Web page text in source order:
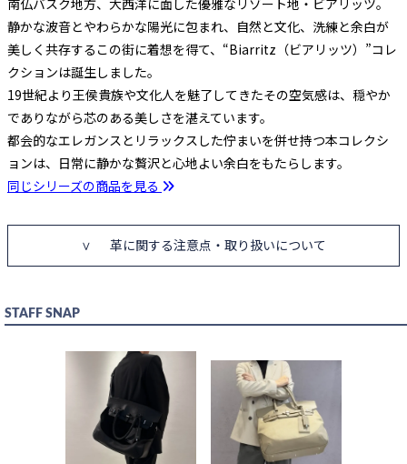
カートに入れる
南仏バスク地方、大西洋に面した優雅なリゾート地・ビアリッツ。
静かな波音とやわらかな陽光に包まれ、自然と文化、洗練と余白が
美しく共存するこの街に着想を得て、“Biarritz（ビアリッツ）”コレ
クションは誕生しました。
19世紀より王侯貴族や文化人を魅了してきたその空気感は、穏やか
でありながら芯のある美しさを湛えています。
都会的なエレガンスとリラックスした佇まいを併せ持つ本コレクシ
ョンは、日常に静かな贅沢と心地よい余白をもたらします。
同じシリーズの商品を見る
革に関する注意点・取り扱いについて
STAFF SNAP